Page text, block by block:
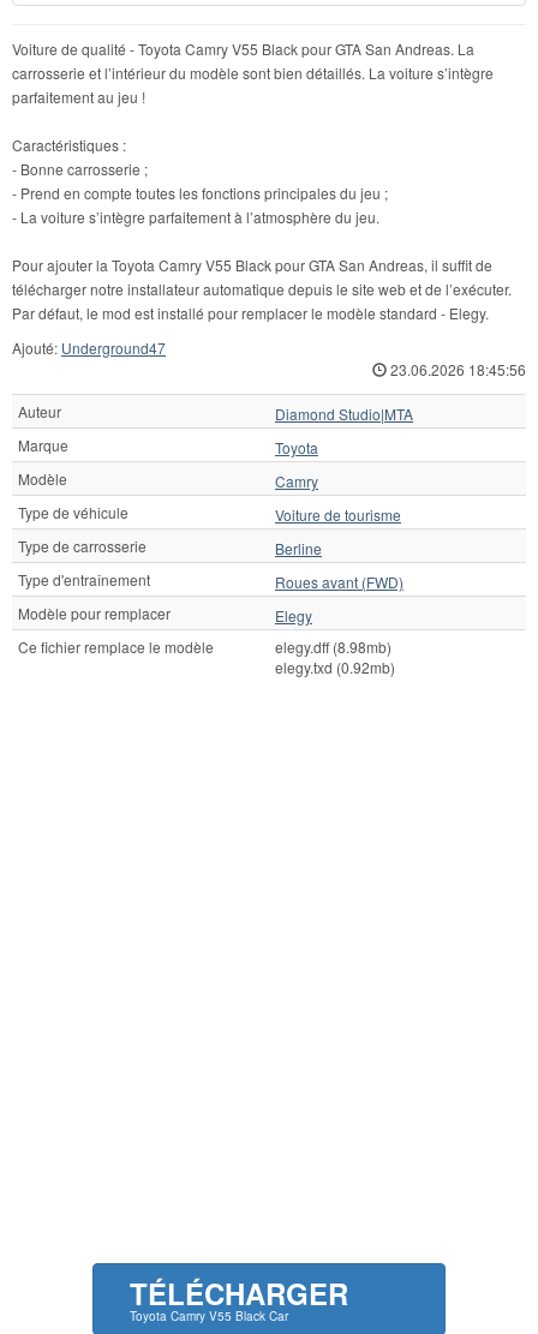
Voiture de qualité - Toyota Camry V55 Black pour GTA San Andreas. La
carrosserie et l’intérieur du modèle sont bien détaillés. La voiture s’intègre
parfaitement au jeu !
Caractéristiques :
- Bonne carrosserie ;
- Prend en compte toutes les fonctions principales du jeu ;
- La voiture s’intègre parfaitement à l’atmosphère du jeu.
Pour ajouter la Toyota Camry V55 Black pour GTA San Andreas, il suffit de
télécharger notre installateur automatique depuis le site web et de l’exécuter.
Par défaut, le mod est installé pour remplacer le modèle standard - Elegy.
Ajouté: Underground47
23.06.2026 18:45:56
Auteur
Diamond Studio|MTA
Marque
Toyota
Modèle
Camry
Type de véhicule
Voiture de tourisme
Type de carrosserie
Berline
Type d'entraînement
Roues avant (FWD)
Modèle pour remplacer
Elegy
Ce fichier remplace le modèle
elegy.dff (8.98mb)
elegy.txd (0.92mb)
TÉLÉCHARGER
Toyota Camry V55 Black Car